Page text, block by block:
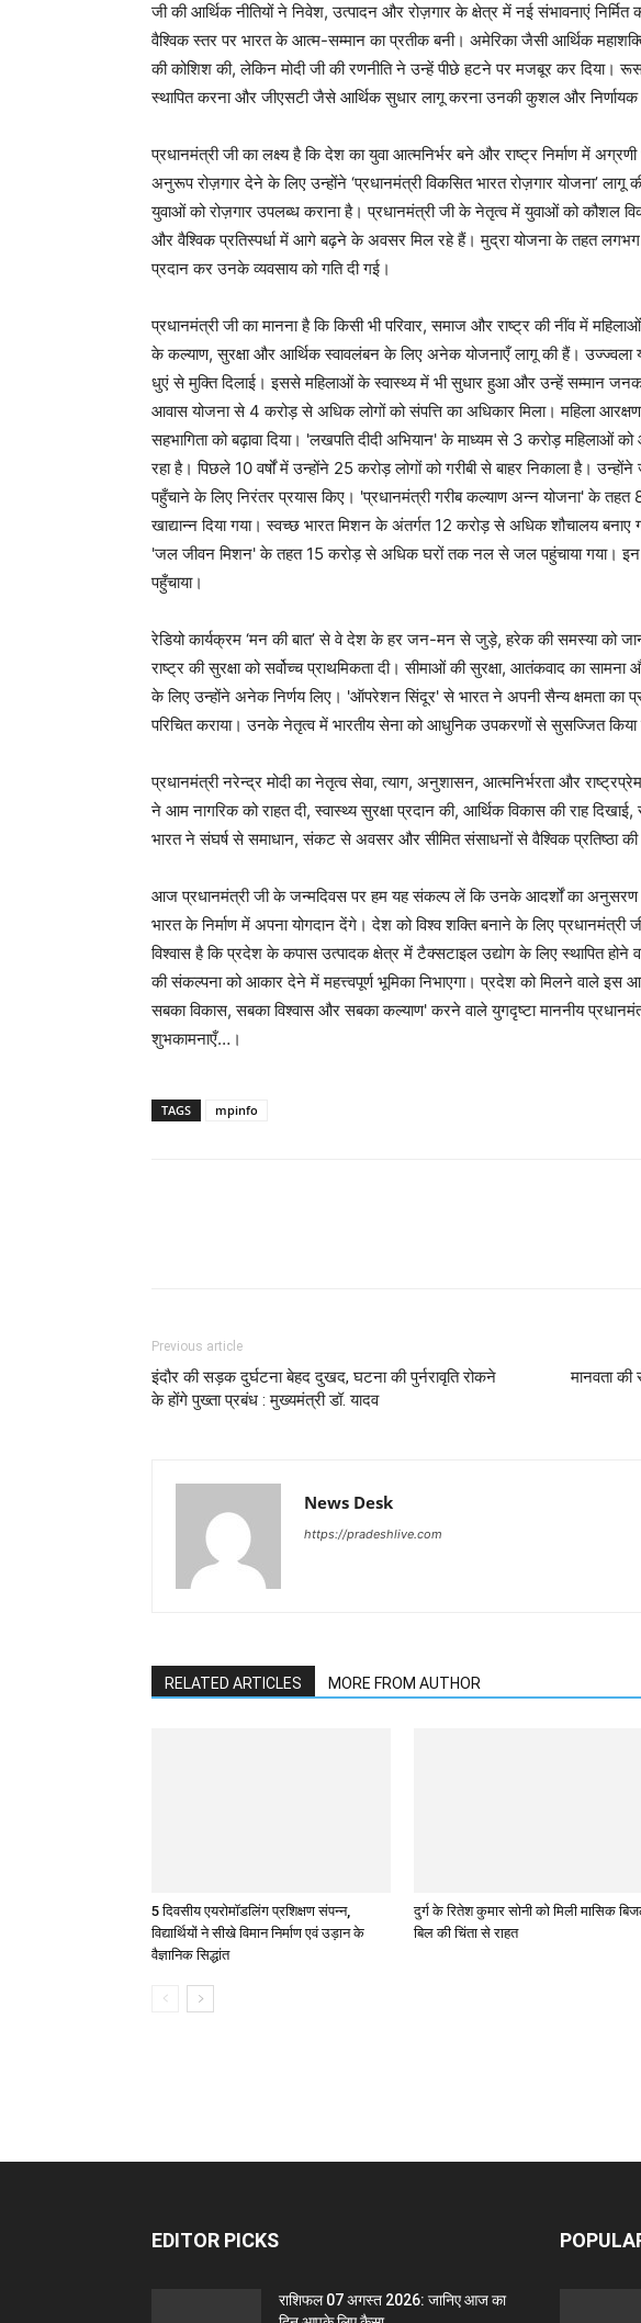
जी की आर्थिक नीतियों ने निवेश, उत्पादन और रोज़गार के क्षेत्र में नई संभावनाएं
वैश्विक स्तर पर भारत के आत्म-सम्मान का प्रतीक बनी। अमेरिका जैसी आर्थिक
की कोशिश की, लेकिन मोदी जी की रणनीति ने उन्हें पीछे हटने पर मजबूर कर दिया।
स्थापित करना और जीएसटी जैसे आर्थिक सुधार लागू करना उनकी कुशल और निर्णायक
प्रधानमंत्री जी का लक्ष्य है कि देश का युवा आत्मनिर्भर बने और राष्ट्र निर्माण में
अनुरूप रोज़गार देने के लिए उन्होंने ‘प्रधानमंत्री विकसित भारत रोज़गार योजना’
युवाओं को रोज़गार उपलब्ध कराना है। प्रधानमंत्री जी के नेतृत्व में युवाओं को कौशल
और वैश्विक प्रतिस्पर्धा में आगे बढ़ने के अवसर मिल रहे हैं। मुद्रा योजना के तहत लगभग
प्रदान कर उनके व्यवसाय को गति दी गई।
प्रधानमंत्री जी का मानना है कि किसी भी परिवार, समाज और राष्ट्र की नींव में महिलाओं
के कल्याण, सुरक्षा और आर्थिक स्वावलंबन के लिए अनेक योजनाएँ लागू की हैं।
धुएं से मुक्ति दिलाई। इससे महिलाओं के स्वास्थ्य में भी सुधार हुआ और उन्हें सम्मान
आवास योजना से 4 करोड़ से अधिक लोगों को संपत्ति का अधिकार मिला। महिला
सहभागिता को बढ़ावा दिया। 'लखपति दीदी अभियान' के माध्यम से 3 करोड़ महिलाओं
रहा है। पिछले 10 वर्षों में उन्होंने 25 करोड़ लोगों को गरीबी से बाहर निकाला है।
पहुँचाने के लिए निरंतर प्रयास किए। 'प्रधानमंत्री गरीब कल्याण अन्न योजना' के
खाद्यान्न दिया गया। स्वच्छ भारत मिशन के अंतर्गत 12 करोड़ से अधिक शौचालय
'जल जीवन मिशन' के तहत 15 करोड़ से अधिक घरों तक नल से जल पहुंचाया गया। इन
पहुँचाया।
रेडियो कार्यक्रम ‘मन की बात’ से वे देश के हर जन-मन से जुड़े, हरेक की समस्या को
राष्ट्र की सुरक्षा को सर्वोच्च प्राथमिकता दी। सीमाओं की सुरक्षा, आतंकवाद का
के लिए उन्होंने अनेक निर्णय लिए। 'ऑपरेशन सिंदूर' से भारत ने अपनी सैन्य क्षमता का
परिचित कराया। उनके नेतृत्व में भारतीय सेना को आधुनिक उपकरणों से सुसज्जित किया
प्रधानमंत्री नरेन्द्र मोदी का नेतृत्व सेवा, त्याग, अनुशासन, आत्मनिर्भरता और
ने आम नागरिक को राहत दी, स्वास्थ्य सुरक्षा प्रदान की, आर्थिक विकास की राह
भारत ने संघर्ष से समाधान, संकट से अवसर और सीमित संसाधनों से वैश्विक प्रतिष्ठा की
आज प्रधानमंत्री जी के जन्मदिवस पर हम यह संकल्प लें कि उनके आदर्शों का अनुसरण
भारत के निर्माण में अपना योगदान देंगे। देश को विश्व शक्ति बनाने के लिए
विश्वास है कि प्रदेश के कपास उत्पादक क्षेत्र में टैक्सटाइल उद्योग के लिए स्थापित होने
की संकल्पना को आकार देने में महत्त्वपूर्ण भूमिका निभाएगा। प्रदेश को मिलने वाले इस
सबका विकास, सबका विश्वास और सबका कल्याण' करने वाले युगदृष्टा माननीय
शुभकामनाएँ…।
TAGS mpinfo
Previous article
इंदौर की सड़क दुर्घटना बेहद दुखद, घटना की पुर्नरावृति रोकने
के होंगे पुख्ता प्रबंध : मुख्यमंत्री डॉ. यादव
मानवता
News Desk
https://pradeshlive.com
RELATED ARTICLES MORE FROM AUTHOR
5 दिवसीय एयरोमॉडलिंग प्रशिक्षण संपन्न,
विद्यार्थियों ने सीखे विमान निर्माण एवं उड़ान के
वैज्ञानिक सिद्धांत
दुर्ग के रितेश कुमार सोनी को मिली मासिक
बिल की चिंता से राहत
EDITOR PICKS
राशिफल 07 अगस्त 2026: जानिए आज का